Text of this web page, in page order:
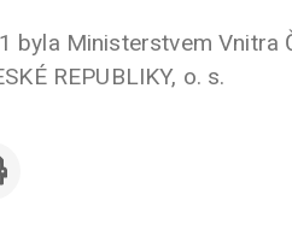
byla Ministerstvem Vnitra
REPUBLIKY, o. s.